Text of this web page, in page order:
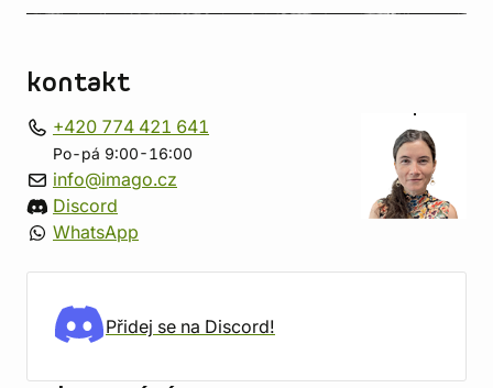
kontakt
+420 774 421 641
Po-pá 9:00-16:00
info@imago.cz
Discord
WhatsApp
Přidej se na Discord!